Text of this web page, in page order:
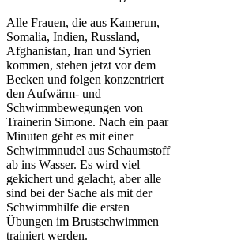
Alle Frauen, die aus Kamerun,
Somalia, Indien, Russland,
Afghanistan, Iran und Syrien
kommen, stehen jetzt vor dem
Becken und folgen konzentriert
den Aufwärm- und
Schwimmbewegungen von
Trainerin Simone. Nach ein paar
Minuten geht es mit einer
Schwimmnudel aus Schaumstoff
ab ins Wasser. Es wird viel
gekichert und gelacht, aber alle
sind bei der Sache als mit der
Schwimmhilfe die ersten
Übungen im Brustschwimmen
trainiert werden.